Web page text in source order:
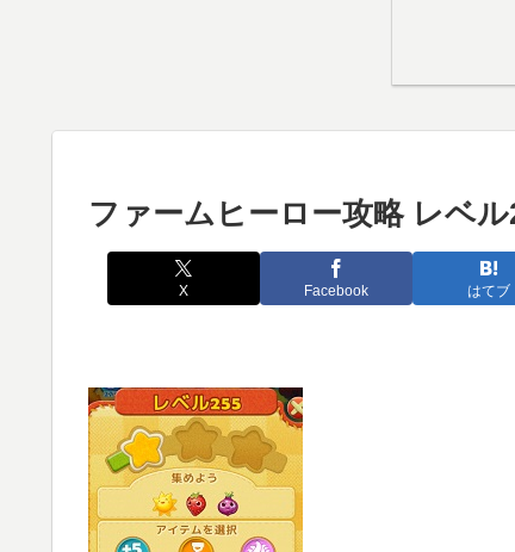
ファームヒーロー攻略 レベル
X Facebook はてブ